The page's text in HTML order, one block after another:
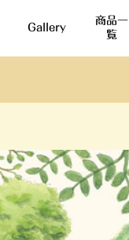
Gallery
商品一
覧